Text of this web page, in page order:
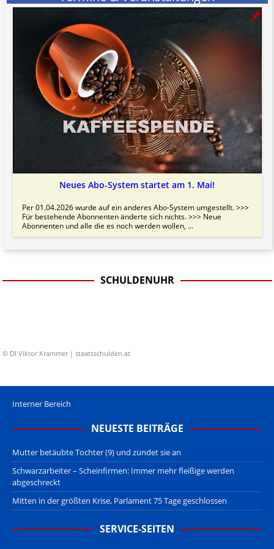
Neues Abo-System startet am 1. Mai!
Per 01.04.2026 wurde auf ein anderes Abo-System umgestellt. >>>
Für bestehende Abonnenten änderte sich nichts. >>> Neue
Abonnenten und alle die es noch werden wollen, ...
SCHULDENUHR
© DI Viktor Krammer | staatsschulden.at
Interner Bereich
NEUESTE BEITRÄGE
Mutter betäubte Tochter (9) und zündet sie an
Schwarzarbeiter – Scheinfirmen: Immer mehr fleißige werden
abgeschreckt
Mitten in der größten Krise, Parlament 75 Tage geschlossen
SERVICE-SEITEN